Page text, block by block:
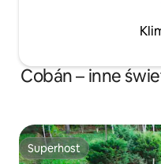
Cobán – inne
Superhost
Superhost